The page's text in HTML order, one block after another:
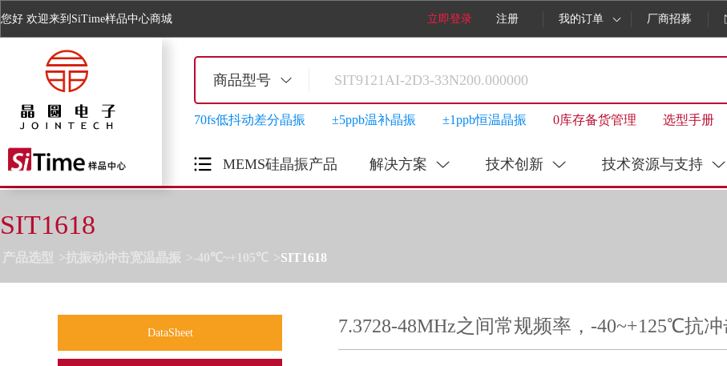
您好 欢迎来到SiTime样品中心商城 立即登录 注册 我的订单 厂商招募
商品型号
70fs低抖动差分晶振 ±5ppb温补晶振 ±1ppb恒温晶振 0库存备货管理 选型手册
MEMS硅晶振产品 解决方案 技术创新 技术资源与支持
SIT1618
产品选型 抗振动冲击宽温晶振 -40℃~+105℃ SIT1618
DataSheet 7.3728-48MHz之间常规频率，-40~+125℃抗